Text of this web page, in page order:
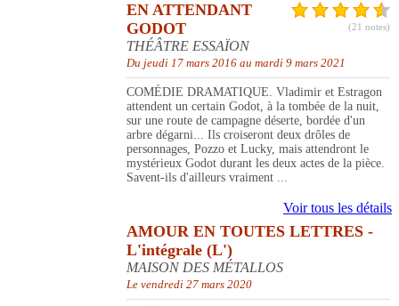
(21 notes)
EN ATTENDANT
GODOT
THÉÂTRE ESSAÏON
Du jeudi 17 mars 2016 au mardi 9 mars 2021
COMÉDIE DRAMATIQUE. Vladimir et Estragon
attendent un certain Godot, à la tombée de la nuit,
sur une route de campagne déserte, bordée d'un
arbre dégarni... Ils croiseront deux drôles de
personnages, Pozzo et Lucky, mais attendront le
mystérieux Godot durant les deux actes de la pièce.
Savent-ils d'ailleurs vraiment ...
Voir tous les détails
AMOUR EN TOUTES LETTRES -
L'intégrale (L')
MAISON DES MÉTALLOS
Le vendredi 27 mars 2020